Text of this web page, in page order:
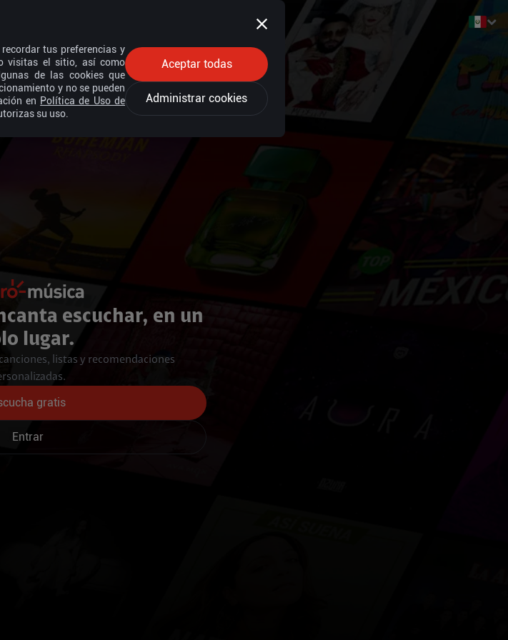
escuchar, en un
lugar.
listas y recomendaciones
gratis
Entrar
tus preferencias y
visitas el sitio, así como
de las cookies que
y no se pueden
en Política de Uso de
su uso.
Aceptar todas
Administrar cookies